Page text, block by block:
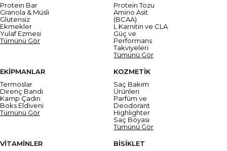
Protein Bar
Granola & Müsli
Glutensiz
Ekmekler
Yulaf Ezmesi
Tümünü Gör
Protein Tozu
Amino Asit
(BCAA)
L Karnitin ve CLA
Güç ve
Performans
Takviyeleri
Tümünü Gör
EKİPMANLAR
Termoslar
Direnç Bandı
Kamp Çadırı
Boks Eldiveni
Tümünü Gör
KOZMETİK
Saç Bakım
Ürünleri
Parfüm ve
Deodorant
Highlighter
Saç Boyası
Tümünü Gör
VİTAMİNLER
BİSİKLET